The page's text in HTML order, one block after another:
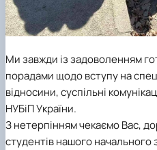
Ми завжди із задоволенням
порадами щодо вступу на
відносини, суспільні
НУБіП України.
З нетерпінням чекаємо Вас,
студентів нашого начального